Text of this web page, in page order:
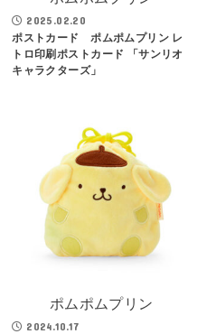
2025.02.20
ポストカード ポムポムプリン レ
トロ印刷ポストカード 「サンリオ
キャラクターズ」
ポムポムプリン
2024.10.17